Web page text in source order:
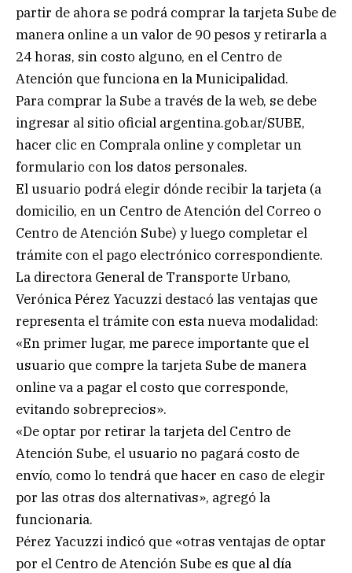
partir de ahora se podrá comprar la tarjeta Sube de
manera online a un valor de 90 pesos y retirarla a
24 horas, sin costo alguno, en el Centro de
Atención que funciona en la Municipalidad.
Para comprar la Sube a través de la web, se debe
ingresar al sitio oficial argentina.gob.ar/SUBE,
hacer clic en Comprala online y completar un
formulario con los datos personales.
El usuario podrá elegir dónde recibir la tarjeta (a
domicilio, en un Centro de Atención del Correo o
Centro de Atención Sube) y luego completar el
trámite con el pago electrónico correspondiente.
La directora General de Transporte Urbano,
Verónica Pérez Yacuzzi destacó las ventajas que
representa el trámite con esta nueva modalidad:
«En primer lugar, me parece importante que el
usuario que compre la tarjeta Sube de manera
online va a pagar el costo que corresponde,
evitando sobreprecios».
«De optar por retirar la tarjeta del Centro de
Atención Sube, el usuario no pagará costo de
envío, como lo tendrá que hacer en caso de elegir
por las otras dos alternativas», agregó la
funcionaria.
Pérez Yacuzzi indicó que «otras ventajas de optar
por el Centro de Atención Sube es que al día